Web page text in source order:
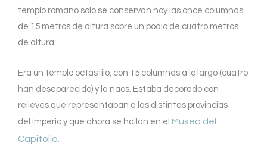
templo romano solo se conservan hoy las once columnas
de 15 metros de altura sobre un podio de cuatro metros
de altura.
Era un templo octástilo, con 15 columnas a lo largo (cuatro
han desaparecido) y la naos. Estaba decorado con
relieves que representaban a las distintas provincias
del Imperio y que ahora se hallan en el Museo del
Capitolio.